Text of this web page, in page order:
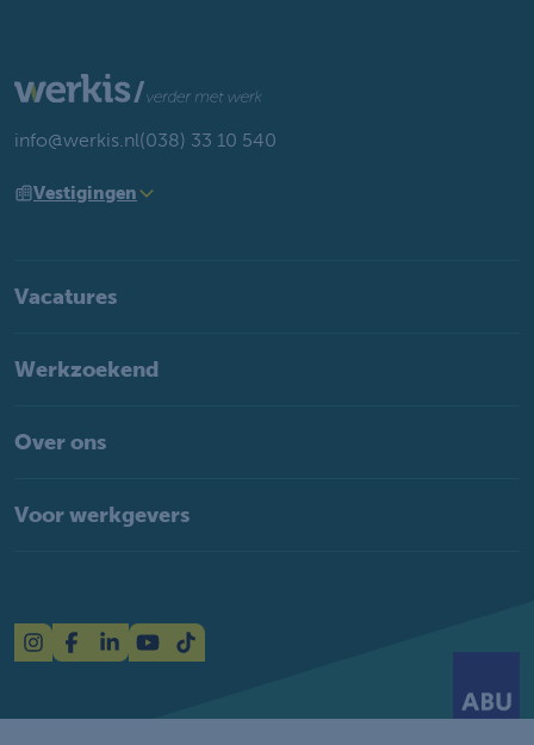
info@werkis.nl(038) 33 10 540
Vestigingen
Vacatures
Werkzoekend
Over ons
Voor werkgevers